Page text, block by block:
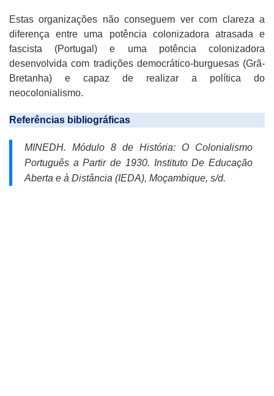
Estas organizações não conseguem ver com clareza a
diferença entre uma potência colonizadora atrasada e
fascista (Portugal) e uma potência colonizadora
desenvolvida com tradições democrático-burguesas (Grã-
Bretanha) e capaz de realizar a política do
neocolonialismo.
Referências bibliográficas
MINEDH. Módulo 8 de História: O Colonialismo
Português a Partir de 1930. Instituto De Educação
Aberta e à Distância (IEDA), Moçambique, s/d.